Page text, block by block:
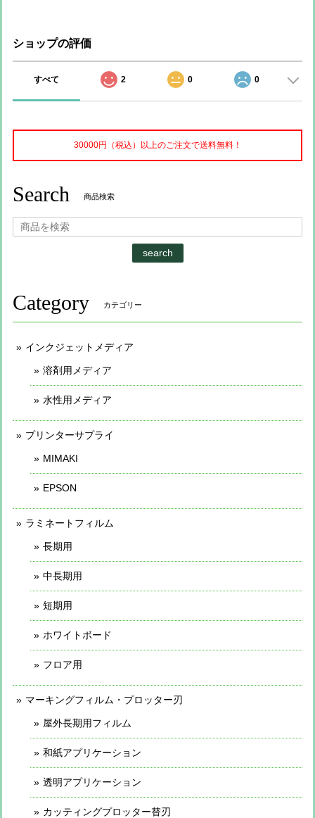
ショップの評価
すべて 2 0 0
30000円（税込）以上のご注文で送料無料！
Search 商品検索
search
Category カテゴリー
インクジェットメディア
溶剤用メディア
水性用メディア
プリンターサプライ
MIMAKI
EPSON
ラミネートフィルム
長期用
中長期用
短期用
ホワイトボード
フロア用
マーキングフィルム・プロッター刃
屋外長期用フィルム
和紙アプリケーション
透明アプリケーション
カッティングプロッター替刃